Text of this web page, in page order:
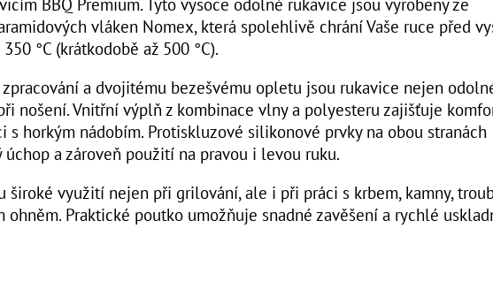
BBQ Premium. Tyto vysoce odolné rukavice jsou vyrobeny ze
vláken Nomex, která spolehlivě chrání Vaše ruce před
°C (krátkodobě až 500 °C).
a dvojitému bezešvému opletu jsou rukavice nejen
nošení. Vnitřní výplň z kombinace vlny a polyesteru zajišťuje
s horkým nádobím. Protiskluzové silikonové prvky na obou stranách
a zároveň použití na pravou i levou ruku.
široké využití nejen při grilování, ale i při práci s krbem, kamny,
ohněm. Praktické poutko umožňuje snadné zavěšení a rychlé